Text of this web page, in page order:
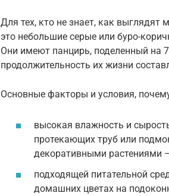
Для тех, кто не знает, как выглядят
это небольшие серые или буро-
Они имеют панцирь, поделенный на
продолжительность их жизни
Основные факторы и условия,
высокая влажность и
протекающих труб или
декоративными растениями
подходящей питательной
домашних цветах на